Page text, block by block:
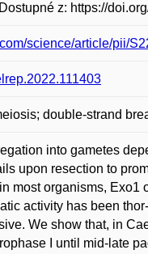
z: https://
science/article/pii/
double-strand
into gametes
upon resection to
most organisms,
activity has been
We show that, in
I until mid-late